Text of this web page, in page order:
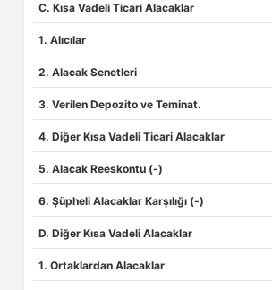
C. Kısa Vadeli Ticari Alacaklar
1. Alıcılar
2. Alacak Senetleri
3. Verilen Depozito ve Teminat.
4. Diğer Kısa Vadeli Ticari Alacaklar
5. Alacak Reeskontu (-)
6. Şüpheli Alacaklar Karşılığı (-)
D. Diğer Kısa Vadeli Alacaklar
1. Ortaklardan Alacaklar